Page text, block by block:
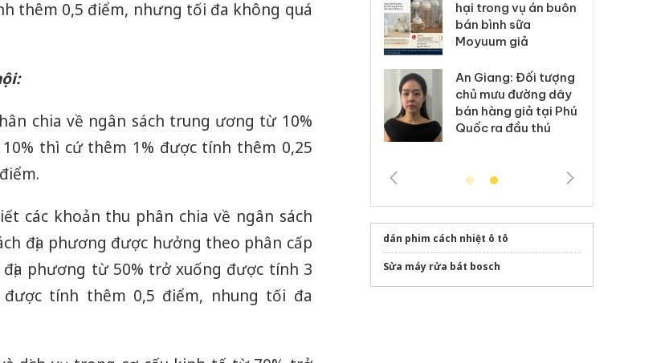
thêm 0,5 điểm, nhưng tối đa không quá
chia về ngân sách trung ương từ 10%
thì cứ thêm 1% được tính thêm 0,25
các khoản thu phân chia về ngân sách
địa phương được hưởng theo phân cấp
phương từ 50% trở xuống được tính 3
tính thêm 0,5 điểm, nhung tối đa
hại trong vụ án buôn
bán hàng giả tại Phú
Quốc ra đầu thú
kinh doanh bán hàng
giả mạo nhãn hiệu
Adidas, Nike
Cà Mau: Tiêu hủy
công khai hàng ngàn
sản phẩm nhập lậu,
bảo vệ môi trường
dán phim cách nhiệt ô tô
Sửa máy rửa bát bosch